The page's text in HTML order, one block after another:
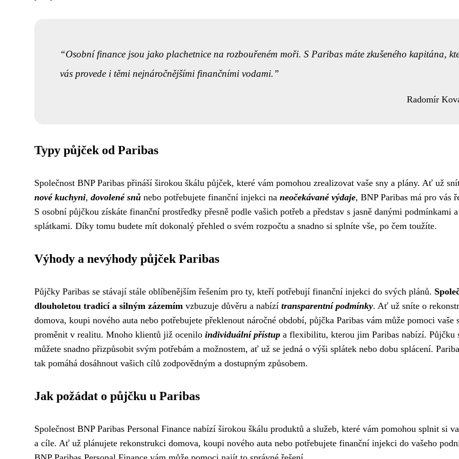
Osobní finance jsou jako plachetnice na rozbouřeném moři. S Paribas máte zkušeného kapitána,
vás provede i těmi nejnáročnějšími finančními vodami.
Radomír
Typy půjček od Paribas
Společnost BNP Paribas přináší širokou škálu půjček, které vám pomohou zrealizovat vaše sny a plány. Ať už
nové kuchyni, dovolené snů nebo potřebujete finanční injekci na neočekávané výdaje, BNP Paribas má pro vás
S osobní půjčkou získáte finanční prostředky přesně podle vašich potřeb a představ s jasně danými podmínkami a
splátkami. Díky tomu budete mít dokonalý přehled o svém rozpočtu a snadno si splníte vše, po čem toužíte.
Výhody a nevýhody půjček Paribas
Půjčky Paribas se stávají stále oblíbenějším řešením pro ty, kteří potřebují finanční injekci do svých plánů.
dlouholetou tradicí a silným zázemím vzbuzuje důvěru a nabízí transparentní podmínky. Ať už sníte o
domova, koupi nového auta nebo potřebujete překlenout náročné období, půjčka Paribas vám může pomoci vaše
proměnit v realitu. Mnoho klientů již ocenilo individuální přístup a flexibilitu, kterou jim Paribas nabízí. Půjčku
můžete snadno přizpůsobit svým potřebám a možnostem, ať už se jedná o výši splátek nebo dobu splácení.
tak pomáhá dosáhnout vašich cílů zodpovědným a dostupným způsobem.
Jak požádat o půjčku u Paribas
Společnost BNP Paribas Personal Finance nabízí širokou škálu produktů a služeb, které vám pomohou splnit si
a cíle. Ať už plánujete rekonstrukci domova, koupi nového auta nebo potřebujete finanční injekci do vašeho